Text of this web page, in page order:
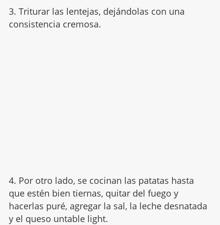
3. Triturar las lentejas, dejándolas con una
consistencia cremosa.
4. Por otro lado, se cocinan las patatas hasta
que estén bien tiernas, quitar del fuego y
hacerlas puré, agregar la sal, la leche desnatada
y el queso untable light.